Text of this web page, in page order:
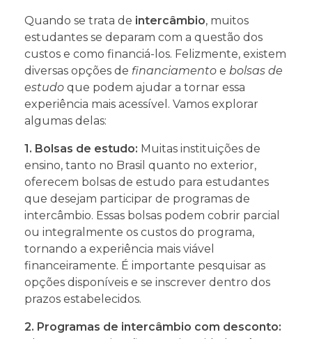
Quando se trata de intercâmbio, muitos
estudantes se deparam com a questão dos
custos e como financiá-los. Felizmente, existem
diversas opções de financiamento e bolsas de
estudo que podem ajudar a tornar essa
experiência mais acessível. Vamos explorar
algumas delas:
1. Bolsas de estudo: Muitas instituições de
ensino, tanto no Brasil quanto no exterior,
oferecem bolsas de estudo para estudantes
que desejam participar de programas de
intercâmbio. Essas bolsas podem cobrir parcial
ou integralmente os custos do programa,
tornando a experiência mais viável
financeiramente. É importante pesquisar as
opções disponíveis e se inscrever dentro dos
prazos estabelecidos.
2. Programas de intercâmbio com desconto: